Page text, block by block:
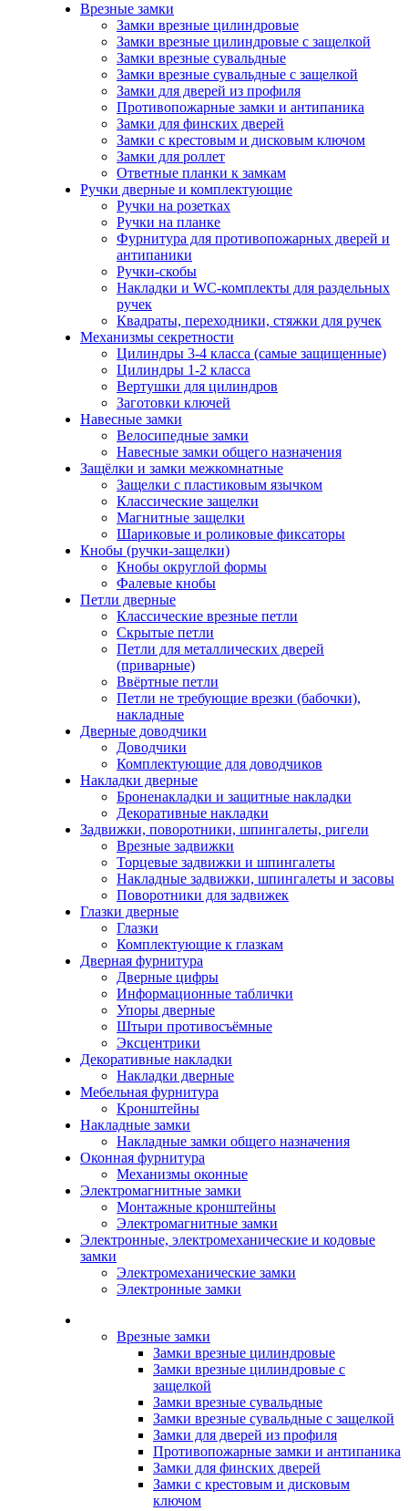
Врезные замки
Замки врезные цилиндровые
Замки врезные цилиндровые с защелкой
Замки врезные сувальдные
Замки врезные сувальдные с защелкой
Замки для дверей из профиля
Противопожарные замки и антипаника
Замки для финских дверей
Замки с крестовым и дисковым ключом
Замки для роллет
Ответные планки к замкам
Ручки дверные и комплектующие
Ручки на розетках
Ручки на планке
Фурнитура для противопожарных дверей и
антипаники
Ручки-скобы
Накладки и WC-комплекты для раздельных
ручек
Квадраты, переходники, стяжки для ручек
Механизмы секретности
Цилиндры 3-4 класса (самые защищенные)
Цилиндры 1-2 класса
Вертушки для цилиндров
Заготовки ключей
Навесные замки
Велосипедные замки
Навесные замки общего назначения
Защёлки и замки межкомнатные
Защелки с пластиковым язычком
Классические защелки
Магнитные защелки
Шариковые и роликовые фиксаторы
Кнобы (ручки-защелки)
Кнобы округлой формы
Фалевые кнобы
Петли дверные
Классические врезные петли
Скрытые петли
Петли для металлических дверей
(приварные)
Ввёртные петли
Петли не требующие врезки (бабочки),
накладные
Дверные доводчики
Доводчики
Комплектующие для доводчиков
Накладки дверные
Броненакладки и защитные накладки
Декоративные накладки
Задвижки, поворотники, шпингалеты, ригели
Врезные задвижки
Торцевые задвижки и шпингалеты
Накладные задвижки, шпингалеты и засовы
Поворотники для задвижек
Глазки дверные
Глазки
Комплектующие к глазкам
Дверная фурнитура
Дверные цифры
Информационные таблички
Упоры дверные
Штыри противосъёмные
Эксцентрики
Декоративные накладки
Накладки дверные
Мебельная фурнитура
Кронштейны
Накладные замки
Накладные замки общего назначения
Оконная фурнитура
Механизмы оконные
Электромагнитные замки
Монтажные кронштейны
Электромагнитные замки
Электронные, электромеханические и кодовые
замки
Электромеханические замки
Электронные замки
Врезные замки
Замки врезные цилиндровые
Замки врезные цилиндровые с
защелкой
Замки врезные сувальдные
Замки врезные сувальдные с защелкой
Замки для дверей из профиля
Противопожарные замки и антипаника
Замки для финских дверей
Замки с крестовым и дисковым
ключом